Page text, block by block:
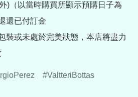
)（以當時購買所顯示預購日子為
還已付訂金
裝或未處於完美狀態，本店將盡力
ValtteriBottas